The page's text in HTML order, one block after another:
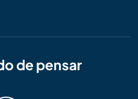
de pensar